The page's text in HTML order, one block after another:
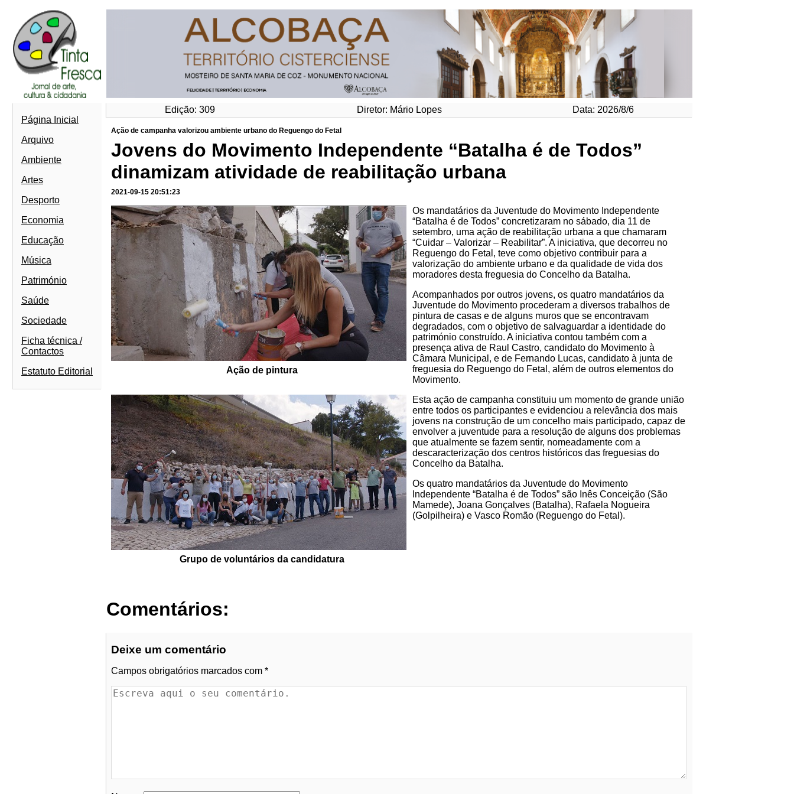
Edição: 309 Diretor: Mário Lopes
Data: 2026/8/6
Página Inicial
Arquivo
Ambiente
Artes
Desporto
Economia
Educação
Música
Património
Saúde
Sociedade
Ficha técnica /
Contactos
Estatuto Editorial
Ação de campanha valorizou ambiente urbano do Reguengo do Fetal
Jovens do Movimento Independente “Batalha é de Todos”
dinamizam atividade de reabilitação urbana
2021-09-15 20:51:23
Ação de pintura
Os mandatários da Juventude do Movimento Independente
“Batalha é de Todos” concretizaram no sábado, dia 11 de
setembro, uma ação de reabilitação urbana a que chamaram
“Cuidar – Valorizar – Reabilitar”. A iniciativa, que decorreu no
Reguengo do Fetal, teve como objetivo contribuir para a
valorização do ambiente urbano e da qualidade de vida dos
moradores desta freguesia do Concelho da Batalha.
Acompanhados por outros jovens, os quatro mandatários da
Juventude do Movimento procederam a diversos trabalhos de
pintura de casas e de alguns muros que se encontravam
degradados, com o objetivo de salvaguardar a identidade do
património construído. A iniciativa contou também com a
presença ativa de Raul Castro, candidato do Movimento à
Câmara Municipal, e de Fernando Lucas, candidato à junta de
freguesia do Reguengo do Fetal, além de outros elementos do
Movimento.
Grupo de voluntários da candidatura
Esta ação de campanha constituiu um momento de grande união
entre todos os participantes e evidenciou a relevância dos mais
jovens na construção de um concelho mais participado, capaz de
envolver a juventude para a resolução de alguns dos problemas
que atualmente se fazem sentir, nomeadamente com a
descaracterização dos centros históricos das freguesias do
Concelho da Batalha.
Os quatro mandatários da Juventude do Movimento
Independente “Batalha é de Todos” são Inês Conceição (São
Mamede), Joana Gonçalves (Batalha), Rafaela Nogueira
(Golpilheira) e Vasco Romão (Reguengo do Fetal).
Comentários:
Deixe um comentário
Campos obrigatórios marcados com *